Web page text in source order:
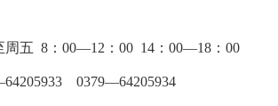
周五 8：00—12：00 14：00—18：00
0379—64205934